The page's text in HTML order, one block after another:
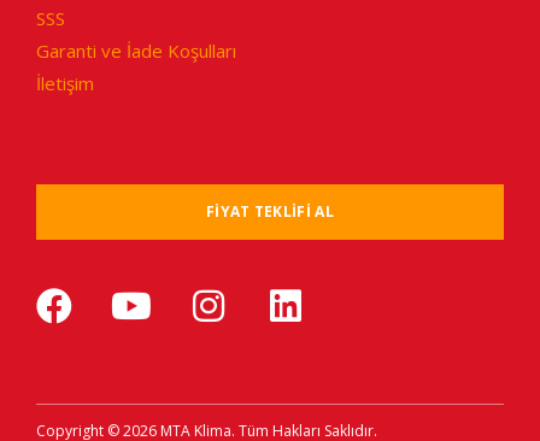
SSS
Garanti ve İade Koşulları
İletişim
FIYAT TEKLIFI AL
Copyright © 2026 MTA Klima. Tüm Hakları Saklıdır.